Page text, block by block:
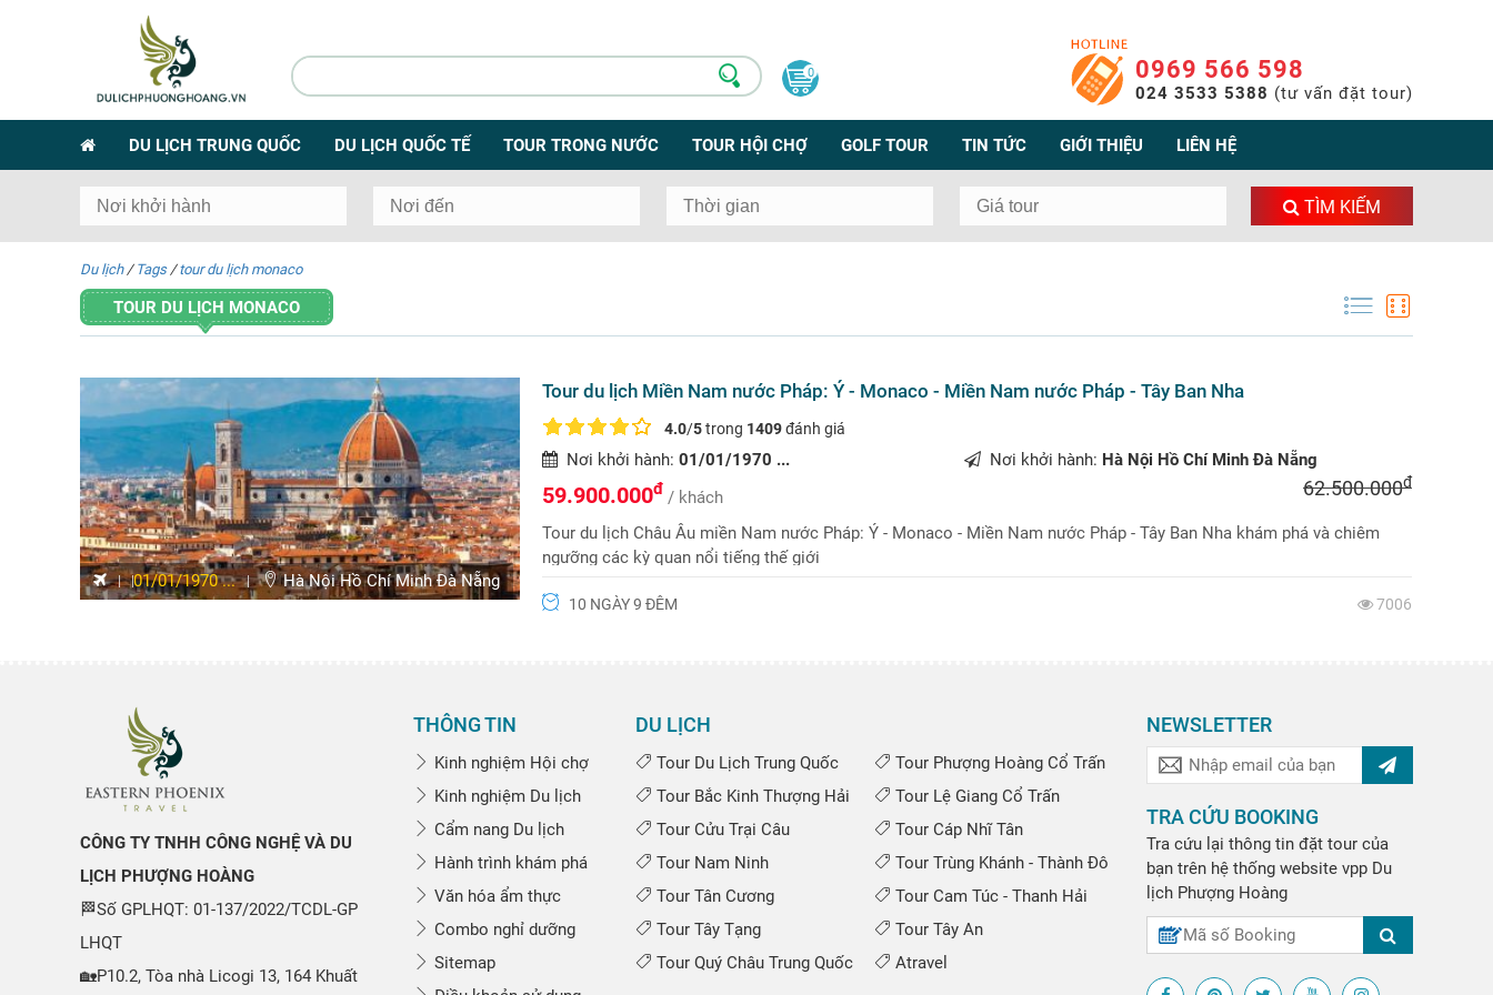
0 0969 566 598
024 3533 5388 (tư vấn đặt tour)
DU LỊCH TRUNG QUỐC DU LỊCH QUỐC TẾ TOUR TRONG NƯỚC TOUR HỘI CHỢ GOLF TOUR TIN TỨC GIỚI THIỆU LIÊN HỆ
TÌM KIẾM
Du lịch / Tags / tour du lịch monaco
TOUR DU LỊCH MONACO
01/01/1970 ... Hà Nội Hồ Chí Minh Đà Nẵng
Tour du lịch Miền Nam nước Pháp: Ý - Monaco - Miền Nam nước Pháp - Tây Ban Nha
4.0/5trong 1409đánh giá
Nơi khởi hành: 01/01/1970 ... Nơi khởi hành: Hà Nội Hồ Chí Minh Đà Nẵng
59.900.000đ / khách 62.500.000đ
Tour du lịch Châu Âu miền Nam nước Pháp: Ý - Monaco - Miền Nam nước Pháp - Tây Ban Nha khám phá và chiêm
ngưỡng các kỳ quan nổi tiếng thế giới
10 NGÀY 9 ĐÊM 7006
CÔNG TY TNHH CÔNG NGHỆ VÀ DU
LỊCH PHƯỢNG HOÀNG
🏁Số GPLHQT: 01-137/2022/TCDL-GP
LHQT
🏡P10.2, Tòa nhà Licogi 13, 164 Khuất
THÔNG TIN
Kinh nghiệm Hội chợ
Kinh nghiệm Du lịch
Cẩm nang Du lịch
Hành trình khám phá
Văn hóa ẩm thực
Combo nghỉ dưỡng
Sitemap
DU LỊCH
Tour Du Lịch Trung Quốc
Tour Phượng Hoàng Cổ Trấn
Tour Bắc Kinh Thượng Hải
Tour Lệ Giang Cổ Trấn
Tour Cửu Trại Câu
Tour Cáp Nhĩ Tân
Tour Nam Ninh
Tour Trùng Khánh - Thành Đô
Tour Tân Cương
Tour Cam Túc - Thanh Hải
Tour Tây Tạng
Tour Tây An
Tour Quý Châu Trung Quốc
Atravel
NEWSLETTER
TRA CỨU BOOKING
Tra cứu lại thông tin đặt tour của
bạn trên hệ thống website vpp Du
lịch Phượng Hoàng